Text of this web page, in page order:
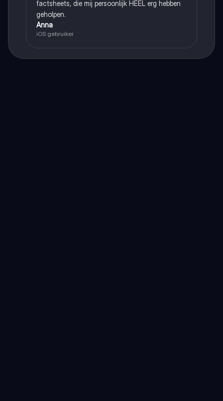
factsheets, die mij persoonlijk HEEL erg hebben
geholpen.
Anna
iOS gebruiker